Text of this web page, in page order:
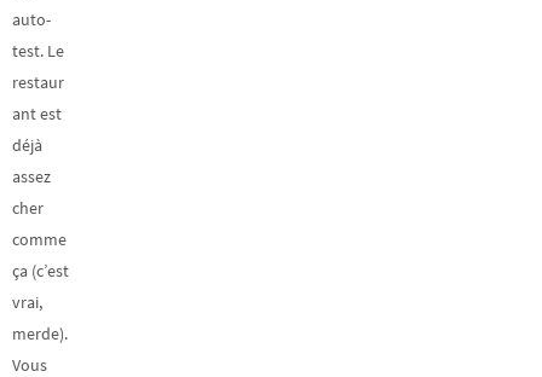
auto-
test. Le
restaur
ant est
déjà
assez
cher
comme
ça (c’est
vrai,
merde).
Vous